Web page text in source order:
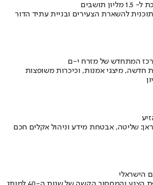
להשארת הצעירים ובניית עתיד הדור
המתחדש של מזרח י-ם
חדשה, מיצגי אמנות, וכיכרות משופצות
שליטה, אבטחת מידע וניהול אקלים חכם
הישראלי